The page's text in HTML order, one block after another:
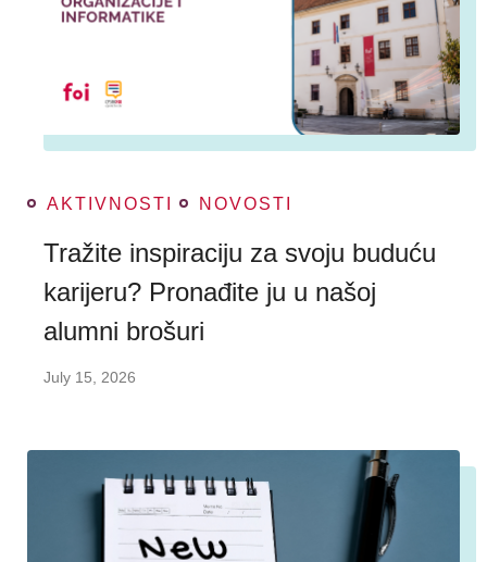
AKTIVNOSTI NOVOSTI
Tražite inspiraciju za svoju buduću
karijeru? Pronađite ju u našoj
alumni brošuri
July 15, 2026